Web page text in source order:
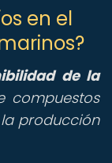
en el
de la
compuestos
producción